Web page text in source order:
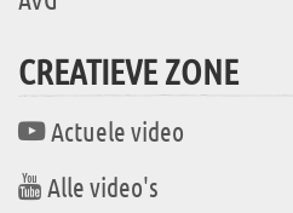
CREATIEVE ZONE
Actuele video
Alle video's